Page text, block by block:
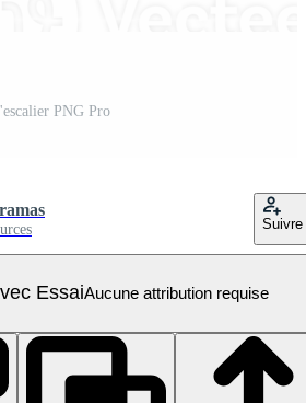
PNG Pro
Suivre
EssaiAucune attribution requise